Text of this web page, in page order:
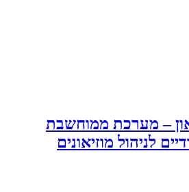
מערכת ממוחשבת
מוזיאונים